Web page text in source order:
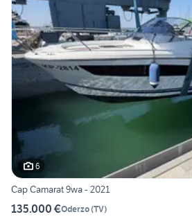
6
Cap Camarat 9wa - 2021
135.000 €Oderzo(TV)